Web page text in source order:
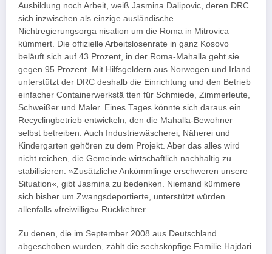
Ausbildung noch Arbeit, weiß Jasmina Dalipovic, deren DRC
sich inzwischen als einzige ausländische
Nichtregierungsorga nisation um die Roma in Mitrovica
kümmert. Die offizielle Arbeitslosenrate in ganz Kosovo
beläuft sich auf 43 Prozent, in der Roma-Mahalla geht sie
gegen 95 Prozent. Mit Hilfsgeldern aus Norwegen und Irland
unterstützt der DRC deshalb die Einrichtung und den Betrieb
einfacher Containerwerkstä tten für Schmiede, Zimmerleute,
Schweißer und Maler. Eines Tages könnte sich daraus ein
Recyclingbetrieb entwickeln, den die Mahalla-Bewohner
selbst betreiben. Auch Industriewäscherei, Näherei und
Kindergarten gehören zu dem Projekt. Aber das alles wird
nicht reichen, die Gemeinde wirtschaftlich nachhaltig zu
stabilisieren. »Zusätzliche Ankömmlinge erschweren unsere
Situation«, gibt Jasmina zu bedenken. Niemand kümmere
sich bisher um Zwangsdeportierte, unterstützt würden
allenfalls »freiwillige« Rückkehrer.
Zu denen, die im September 2008 aus Deutschland
abgeschoben wurden, zählt die sechsköpfige Familie Hajdari.